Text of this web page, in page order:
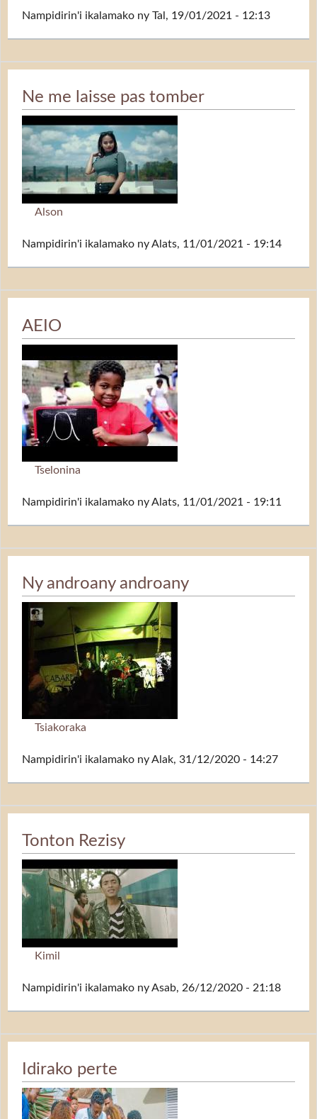
Nampidirin'i ikalamako ny Tal, 19/01/2021 - 12:13
Ne me laisse pas tomber
Alson
Nampidirin'i ikalamako ny Alats, 11/01/2021 - 19:14
AEIO
Tselonina
Nampidirin'i ikalamako ny Alats, 11/01/2021 - 19:11
Ny androany androany
Tsiakoraka
Nampidirin'i ikalamako ny Alak, 31/12/2020 - 14:27
Tonton Rezisy
Kimil
Nampidirin'i ikalamako ny Asab, 26/12/2020 - 21:18
Idirako perte